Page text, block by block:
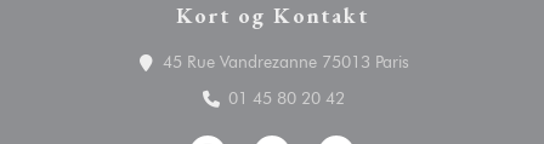
Kort og Kontakt
45 Rue Vandrezanne 75013 Paris
01 45 80 20 42